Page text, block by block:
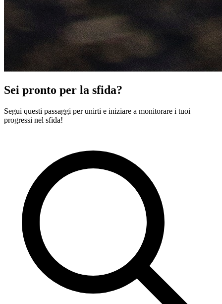
Sei pronto per la sfida?
Segui questi passaggi per unirti e iniziare a monitorare i tuoi
progressi nel sfida!